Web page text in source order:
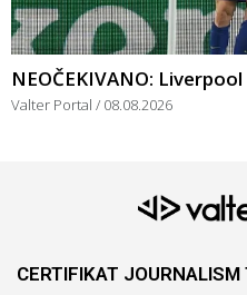
NEOČEKIVANO:
Valter Portal 08.08.2026
CERTIFIKAT